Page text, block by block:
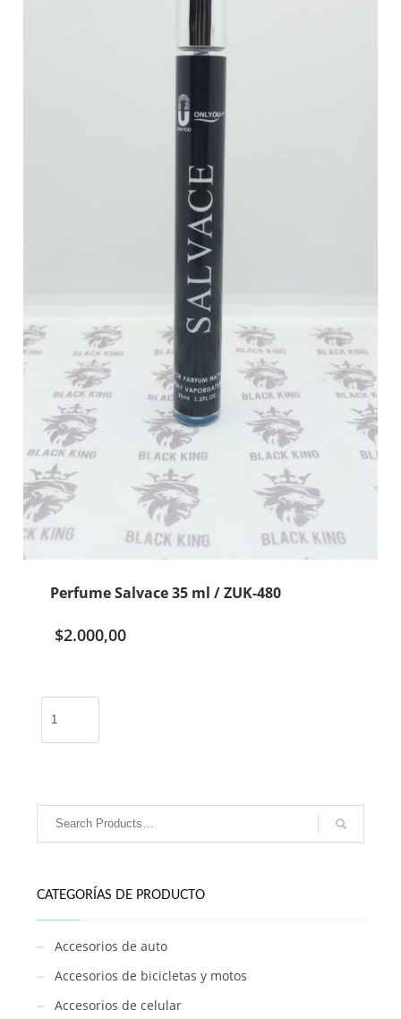
Perfume Salvace 35 ml / ZUK-480
$2.000,00
Salvace
ZUK-
cantidad
CATEGORÍAS DE PRODUCTO
Accesorios de auto
Accesorios de bicicletas y motos
Accesorios de celular